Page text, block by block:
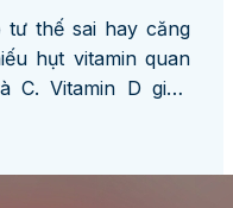
thế sai hay căng
hụt vitamin quan
C. Vitamin D giúp
C